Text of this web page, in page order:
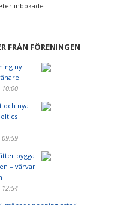
inbokade
FRÅN FÖRENINGEN
ny
och nya
09:59
bygga
– värvar